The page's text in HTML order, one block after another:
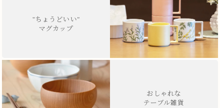
"ちょうどいい"
マグカップ
おしゃれな
テーブル雑貨